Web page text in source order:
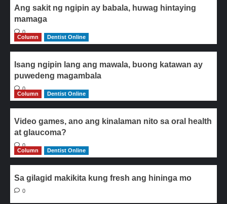
Ang sakit ng ngipin ay babala, huwag hintaying
mamaga
0
Column
Dentist Online
Isang ngipin lang ang mawala, buong katawan ay
puwedeng magambala
0
Column
Dentist Online
Video games, ano ang kinalaman nito sa oral health
at glaucoma?
0
Column
Dentist Online
Sa gilagid makikita kung fresh ang hininga mo
0